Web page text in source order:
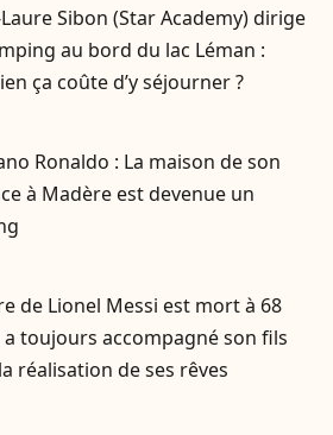
Sibon (Star Academy) dirige
au bord du lac Léman :
ça coûte d’y séjourner ?
Ronaldo : La maison de son
à Madère est devenue un
de Lionel Messi est mort à 68
a toujours accompagné son fils
réalisation de ses rêves